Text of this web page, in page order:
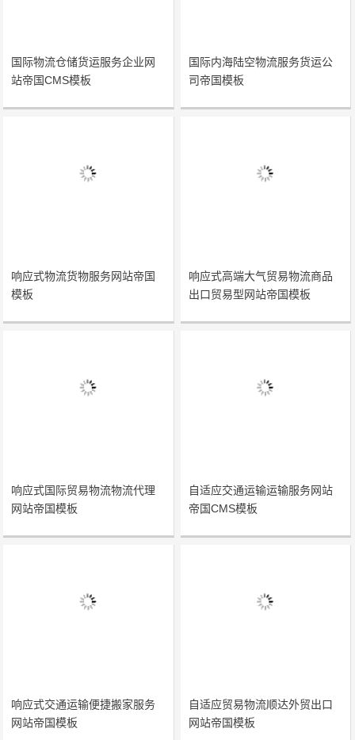
国际物流仓储货运服务企业网
站帝国CMS模板
国际内海陆空物流服务货运公
司帝国模板
响应式物流货物服务网站帝国
模板
响应式高端大气贸易物流商品
出口贸易型网站帝国模板
响应式国际贸易物流物流代理
网站帝国模板
自适应交通运输运输服务网站
帝国CMS模板
响应式交通运输便捷搬家服务
网站帝国模板
自适应贸易物流顺达外贸出口
网站帝国模板